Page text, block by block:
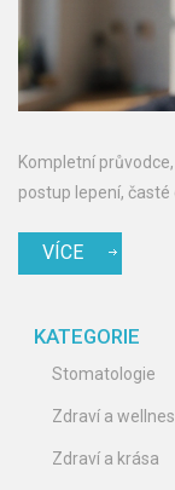
Kompletní
postup lepení,
VÍCE
KATEGORIE
Stomatologie
Zdraví a
Zdraví a krása